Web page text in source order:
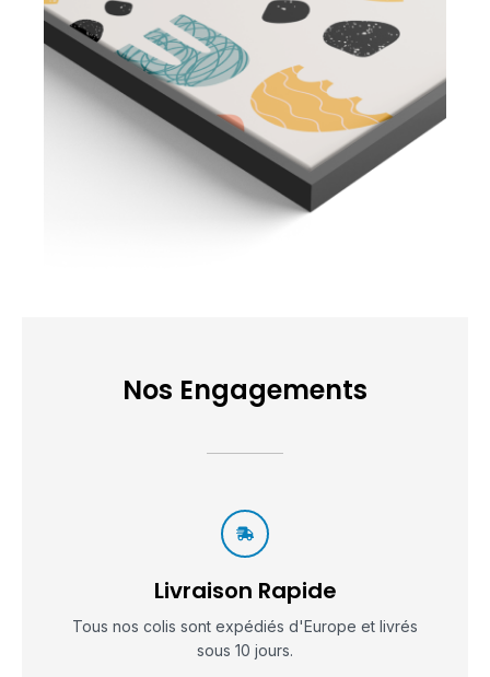
Nos Engagements
Livraison Rapide
Tous nos colis sont expédiés d'Europe et livrés
sous 10 jours.